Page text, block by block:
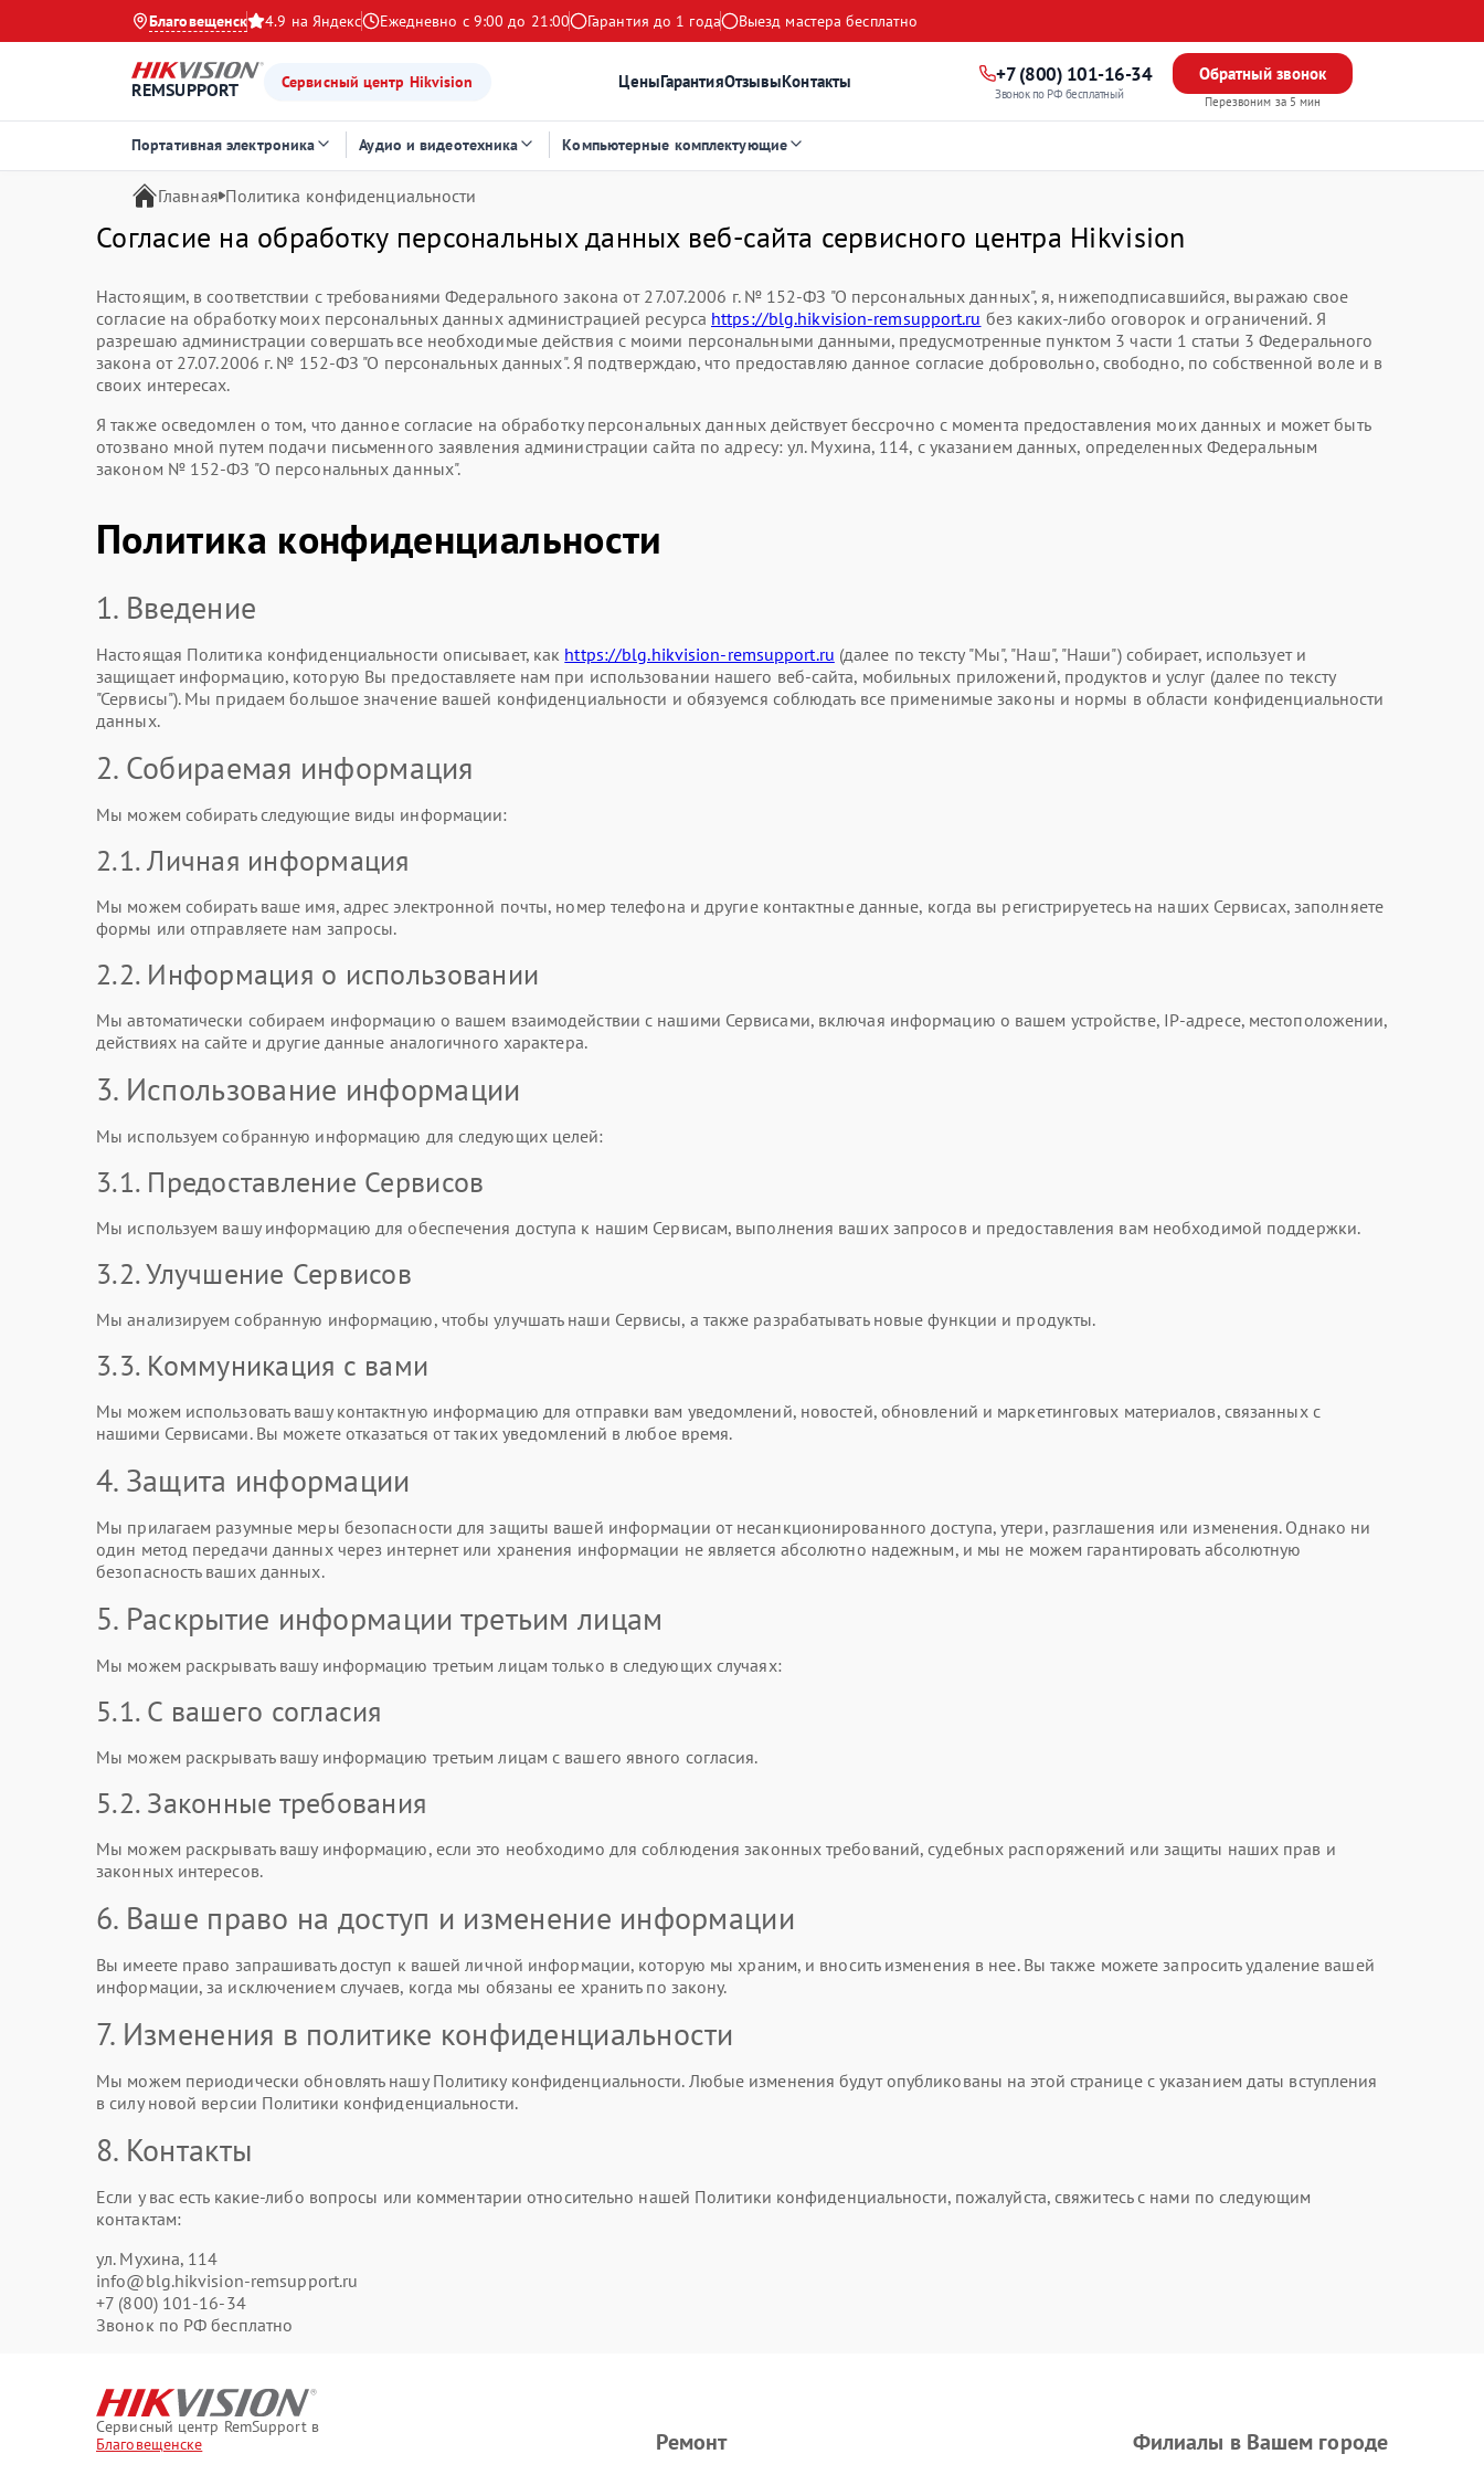
Благовещенск 4.9 на Яндекс Ежедневно с 9:00 до 21:00 Гарантия до 1 года Выезд мастера бесплатно
REMSUPPORT Сервисный центр Hikvision ЦеныГарантияОтзывыКонтакты +7 (800) 101-16-34
Звонок по РФ бесплатный
Обратный звонок
Перезвоним за 5 мин
Портативная электроника Аудио и видеотехника Компьютерные комплектующие
Главная Политика конфиденциальности
Согласие на обработку персональных данных веб-сайта сервисного центра Hikvision
Настоящим, в соответствии с требованиями Федерального закона от 27.07.2006 г. № 152-ФЗ "О персональных данных", я, нижеподписавшийся, выражаю свое
согласие на обработку моих персональных данных администрацией ресурса https://blg.hikvision-remsupport.ru без каких-либо оговорок и ограничений. Я
разрешаю администрации совершать все необходимые действия с моими персональными данными, предусмотренные пунктом 3 части 1 статьи 3 Федерального
закона от 27.07.2006 г. № 152-ФЗ "О персональных данных". Я подтверждаю, что предоставляю данное согласие добровольно, свободно, по собственной воле и в
своих интересах.
Я также осведомлен о том, что данное согласие на обработку персональных данных действует бессрочно с момента предоставления моих данных и может быть
отозвано мной путем подачи письменного заявления администрации сайта по адресу: ул. Мухина, 114, с указанием данных, определенных Федеральным
законом № 152-ФЗ "О персональных данных".
Политика конфиденциальности
1. Введение
Настоящая Политика конфиденциальности описывает, как https://blg.hikvision-remsupport.ru (далее по тексту "Мы", "Наш", "Наши") собирает, использует и
защищает информацию, которую Вы предоставляете нам при использовании нашего веб-сайта, мобильных приложений, продуктов и услуг (далее по тексту
"Сервисы"). Мы придаем большое значение вашей конфиденциальности и обязуемся соблюдать все применимые законы и нормы в области конфиденциальности
данных.
2. Собираемая информация
Мы можем собирать следующие виды информации:
2.1. Личная информация
Мы можем собирать ваше имя, адрес электронной почты, номер телефона и другие контактные данные, когда вы регистрируетесь на наших Сервисах, заполняете
формы или отправляете нам запросы.
2.2. Информация о использовании
Мы автоматически собираем информацию о вашем взаимодействии с нашими Сервисами, включая информацию о вашем устройстве, IP-адресе, местоположении,
действиях на сайте и другие данные аналогичного характера.
3. Использование информации
Мы используем собранную информацию для следующих целей:
3.1. Предоставление Сервисов
Мы используем вашу информацию для обеспечения доступа к нашим Сервисам, выполнения ваших запросов и предоставления вам необходимой поддержки.
3.2. Улучшение Сервисов
Мы анализируем собранную информацию, чтобы улучшать наши Сервисы, а также разрабатывать новые функции и продукты.
3.3. Коммуникация с вами
Мы можем использовать вашу контактную информацию для отправки вам уведомлений, новостей, обновлений и маркетинговых материалов, связанных с
нашими Сервисами. Вы можете отказаться от таких уведомлений в любое время.
4. Защита информации
Мы прилагаем разумные меры безопасности для защиты вашей информации от несанкционированного доступа, утери, разглашения или изменения. Однако ни
один метод передачи данных через интернет или хранения информации не является абсолютно надежным, и мы не можем гарантировать абсолютную
безопасность ваших данных.
5. Раскрытие информации третьим лицам
Мы можем раскрывать вашу информацию третьим лицам только в следующих случаях:
5.1. С вашего согласия
Мы можем раскрывать вашу информацию третьим лицам с вашего явного согласия.
5.2. Законные требования
Мы можем раскрывать вашу информацию, если это необходимо для соблюдения законных требований, судебных распоряжений или защиты наших прав и
законных интересов.
6. Ваше право на доступ и изменение информации
Вы имеете право запрашивать доступ к вашей личной информации, которую мы храним, и вносить изменения в нее. Вы также можете запросить удаление вашей
информации, за исключением случаев, когда мы обязаны ее хранить по закону.
7. Изменения в политике конфиденциальности
Мы можем периодически обновлять нашу Политику конфиденциальности. Любые изменения будут опубликованы на этой странице с указанием даты вступления
в силу новой версии Политики конфиденциальности.
8. Контакты
Если у вас есть какие-либо вопросы или комментарии относительно нашей Политики конфиденциальности, пожалуйста, свяжитесь с нами по следующим
контактам:
ул. Мухина, 114
info@blg.hikvision-remsupport.ru
+7 (800) 101-16-34
Звонок по РФ бесплатно
Сервисный центр RemSupport в
Благовещенске
Ремонт Филиалы в Вашем городе